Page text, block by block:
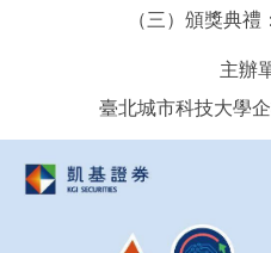
（三）頒獎典
主辦
臺北城市科技大學